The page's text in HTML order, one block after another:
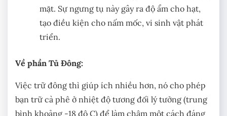
mặt. Sự ngưng tụ này gây ra độ ẩm cho hạt,
tạo điều kiện cho nấm mốc, vi sinh vật phát
triển.
Về phần Tủ Đông:
Việc trữ đông thì giúp ích nhiều hơn, nó cho phép
bạn trữ cà phê ở nhiệt độ tương đối lý tưởng (trung
bình khoảng -18 độ C) để làm chậm một cách đáng